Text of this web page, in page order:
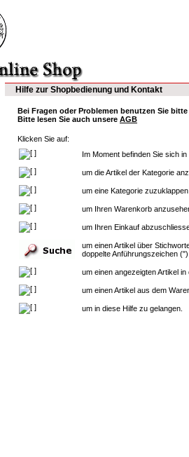
Hilfe zur Shopbedienung und Kontakt
Bei Fragen oder Problemen benutzen Sie
Bitte lesen Sie auch unsere AGB
Klicken Sie auf:
Im Moment befinden Sie sich
um die Artikel der Kategorie
um eine Kategorie
um Ihren Warenkorb
um Ihren Einkauf
um einen Artikel über
doppelte Anführungszeichen
um einen angezeigten Artikel
um einen Artikel aus dem
um in diese Hilfe zu gelangen.